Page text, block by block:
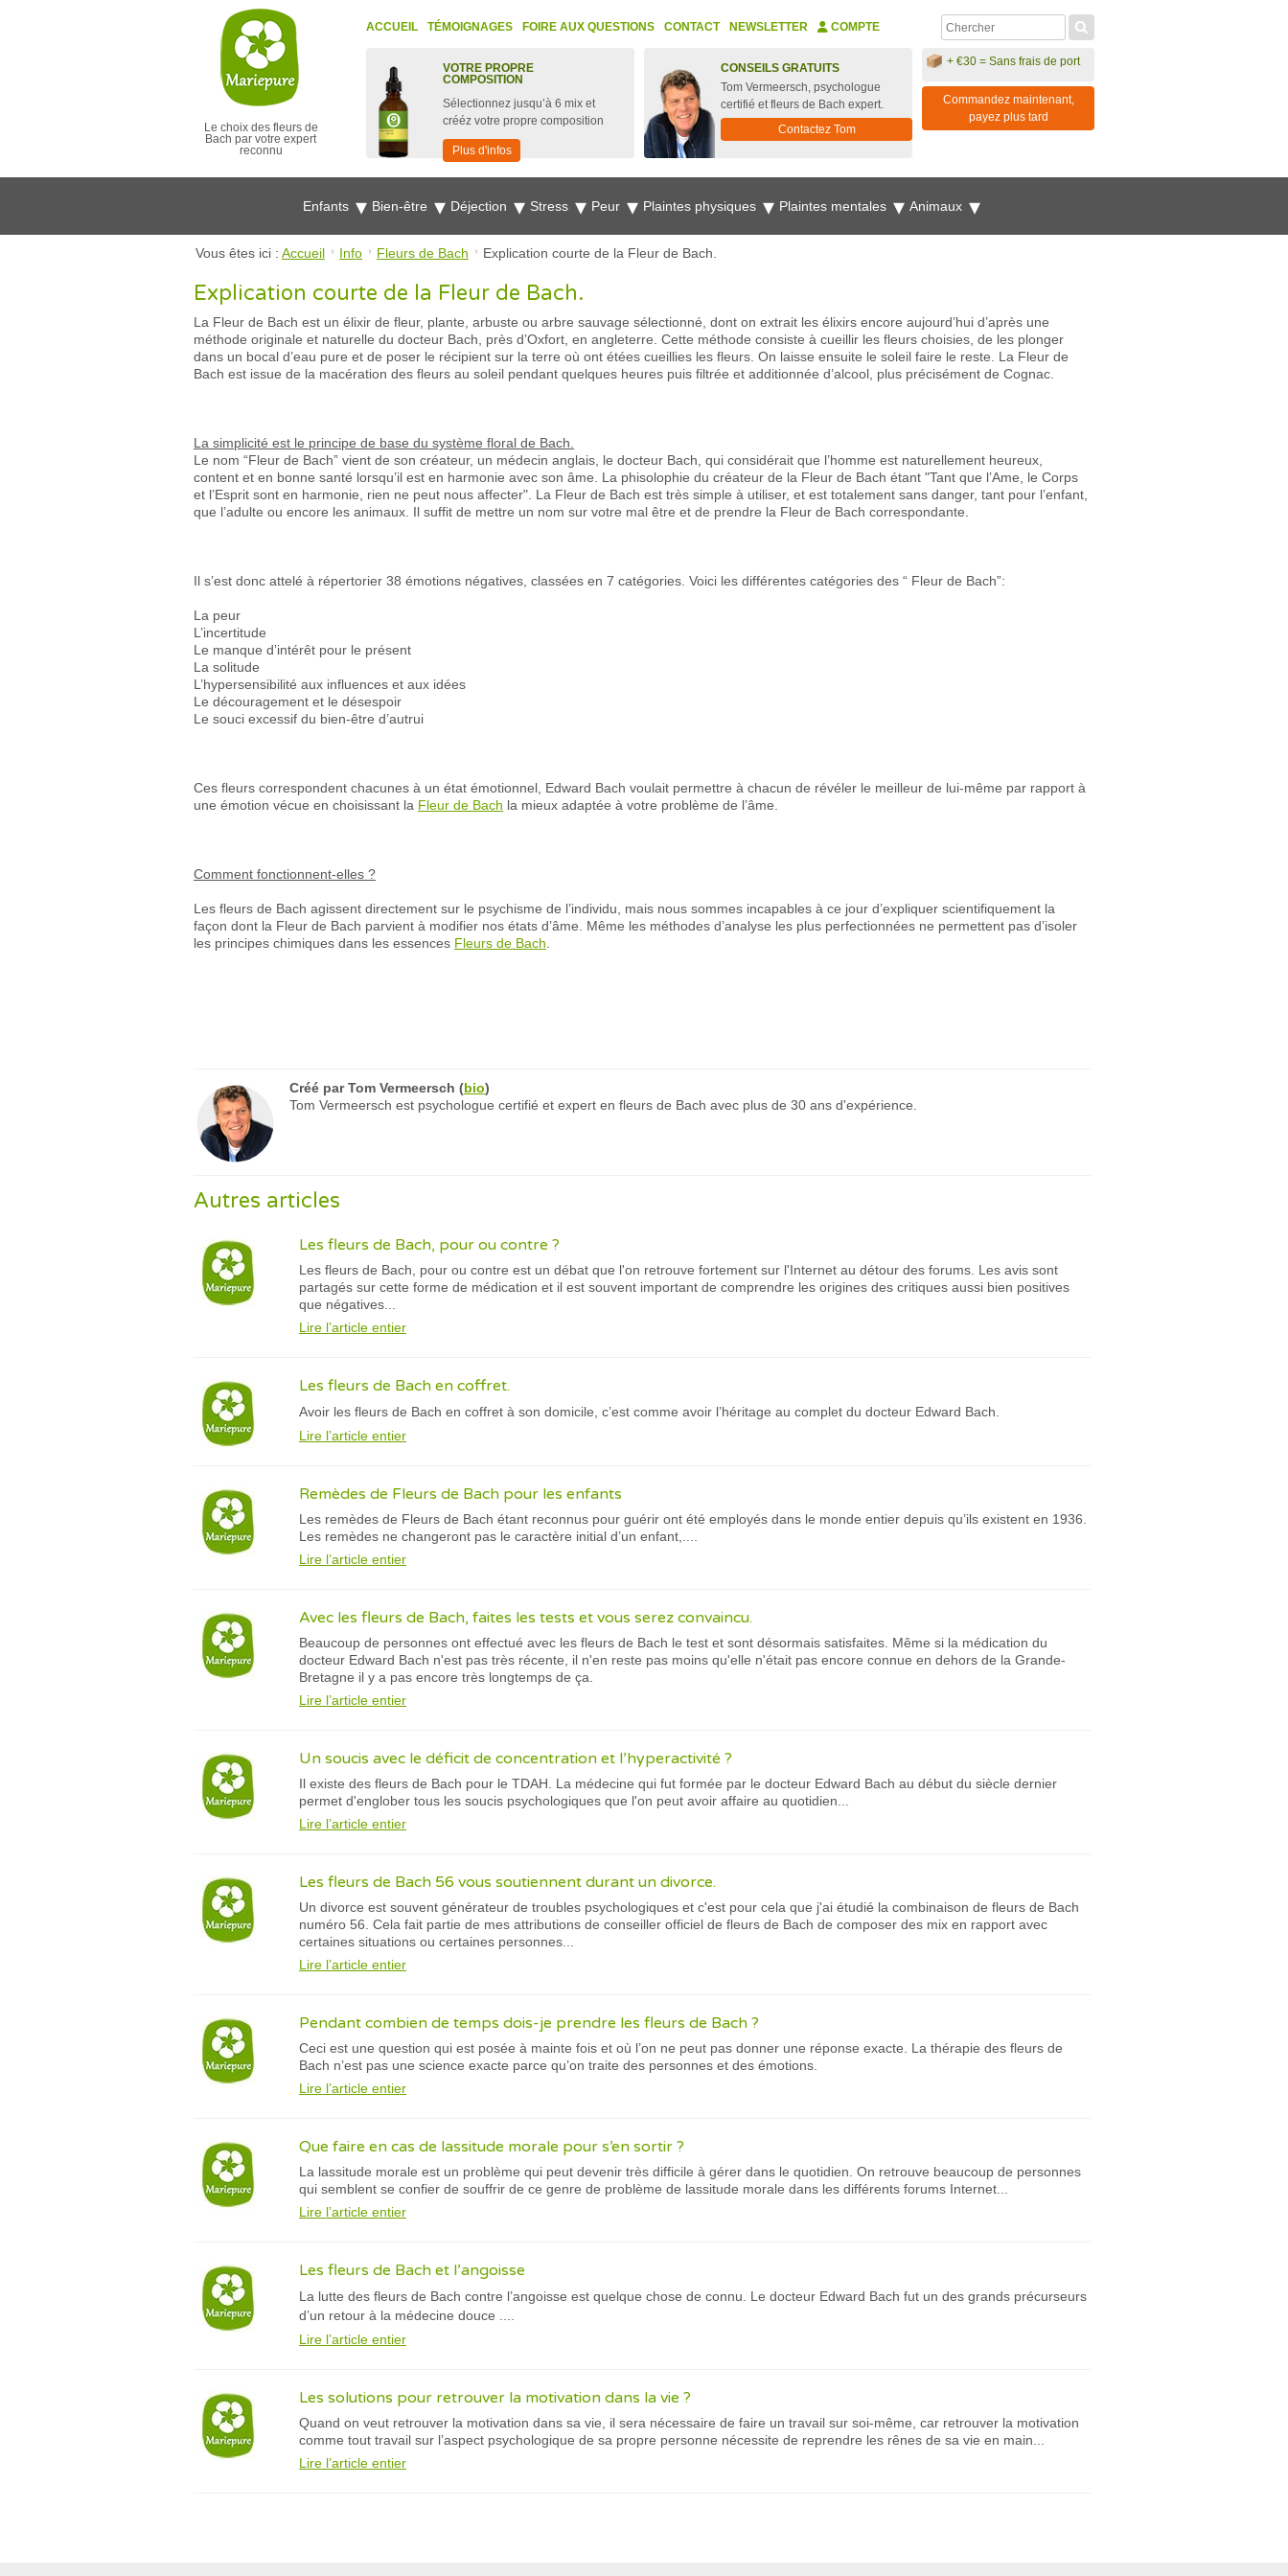
Le choix des fleurs de
Bach par votre expert
reconnu
ACCUEIL TÉMOIGNAGES FOIRE AUX QUESTIONS CONTACT NEWSLETTER COMPTE
VOTRE PROPRE
COMPOSITION
Sélectionnez jusqu’à 6 mix et
crééz votre propre composition
Plus d'infos
CONSEILS GRATUITS
Tom Vermeersch, psychologue
certifié et fleurs de Bach expert.
Contactez Tom
+ €30 = Sans frais de port
Commandez maintenant,
payez plus tard
Enfants Bien-être Déjection Stress Peur Plaintes physiques Plaintes mentales Animaux
Vous êtes ici : Accueil Info Fleurs de Bach Explication courte de la Fleur de Bach.
Explication courte de la Fleur de Bach.
La Fleur de Bach est un élixir de fleur, plante, arbuste ou arbre sauvage sélectionné, dont on extrait les élixirs encore aujourd’hui d’après une
méthode originale et naturelle du docteur Bach, près d’Oxfort, en angleterre. Cette méthode consiste à cueillir les fleurs choisies, de les plonger
dans un bocal d’eau pure et de poser le récipient sur la terre où ont étées cueillies les fleurs. On laisse ensuite le soleil faire le reste. La Fleur de
Bach est issue de la macération des fleurs au soleil pendant quelques heures puis filtrée et additionnée d’alcool, plus précisément de Cognac.
La simplicité est le principe de base du système floral de Bach.
Le nom “Fleur de Bach” vient de son créateur, un médecin anglais, le docteur Bach, qui considérait que l’homme est naturellement heureux,
content et en bonne santé lorsqu’il est en harmonie avec son âme. La phisolophie du créateur de la Fleur de Bach étant "Tant que l’Ame, le Corps
et l’Esprit sont en harmonie, rien ne peut nous affecter". La Fleur de Bach est très simple à utiliser, et est totalement sans danger, tant pour l’enfant,
que l’adulte ou encore les animaux. Il suffit de mettre un nom sur votre mal être et de prendre la Fleur de Bach correspondante.
Il s’est donc attelé à répertorier 38 émotions négatives, classées en 7 catégories. Voici les différentes catégories des “ Fleur de Bach”:
La peur
L’incertitude
Le manque d’intérêt pour le présent
La solitude
L’hypersensibilité aux influences et aux idées
Le découragement et le désespoir
Le souci excessif du bien-être d’autrui
Ces fleurs correspondent chacunes à un état émotionnel, Edward Bach voulait permettre à chacun de révéler le meilleur de lui-même par rapport à
une émotion vécue en choisissant la Fleur de Bach la mieux adaptée à votre problème de l’âme.
Comment fonctionnent-elles ?
Les fleurs de Bach agissent directement sur le psychisme de l’individu, mais nous sommes incapables à ce jour d’expliquer scientifiquement la
façon dont la Fleur de Bach parvient à modifier nos états d’âme. Même les méthodes d’analyse les plus perfectionnées ne permettent pas d’isoler
les principes chimiques dans les essences Fleurs de Bach
Créé parTom Vermeersch (bio)
Tom Vermeersch est psychologue certifié et expert en fleurs de Bach avec plus de 30 ans d'expérience.
Autres articles
Les fleurs de Bach, pour ou contre ?
Les fleurs de Bach, pour ou contre est un débat que l'on retrouve fortement sur l'Internet au détour des forums. Les avis sont
partagés sur cette forme de médication et il est souvent important de comprendre les origines des critiques aussi bien positives
que négatives...
Lire l’article entier
Les fleurs de Bach en coffret.
Avoir les fleurs de Bach en coffret à son domicile, c’est comme avoir l’héritage au complet du docteur Edward Bach.
Lire l’article entier
Remèdes de Fleurs de Bach pour les enfants
Les remèdes de Fleurs de Bach étant reconnus pour guérir ont été employés dans le monde entier depuis qu’ils existent en 1936.
Les remèdes ne changeront pas le caractère initial d’un enfant,....
Lire l’article entier
Avec les fleurs de Bach, faites les tests et vous serez convaincu.
Beaucoup de personnes ont effectué avec les fleurs de Bach le test et sont désormais satisfaites. Même si la médication du
docteur Edward Bach n'est pas très récente, il n'en reste pas moins qu'elle n'était pas encore connue en dehors de la Grande-
Bretagne il y a pas encore très longtemps de ça.
Lire l’article entier
Un soucis avec le déficit de concentration et l’hyperactivité ?
Il existe des fleurs de Bach pour le TDAH. La médecine qui fut formée par le docteur Edward Bach au début du siècle dernier
permet d'englober tous les soucis psychologiques que l'on peut avoir affaire au quotidien...
Lire l’article entier
Les fleurs de Bach 56 vous soutiennent durant un divorce.
Un divorce est souvent générateur de troubles psychologiques et c'est pour cela que j'ai étudié la combinaison de fleurs de Bach
numéro 56. Cela fait partie de mes attributions de conseiller officiel de fleurs de Bach de composer des mix en rapport avec
certaines situations ou certaines personnes...
Lire l’article entier
Pendant combien de temps dois-je prendre les fleurs de Bach ?
Ceci est une question qui est posée à mainte fois et où l’on ne peut pas donner une réponse exacte. La thérapie des fleurs de
Bach n’est pas une science exacte parce qu’on traite des personnes et des émotions.
Lire l’article entier
Que faire en cas de lassitude morale pour s’en sortir ?
La lassitude morale est un problème qui peut devenir très difficile à gérer dans le quotidien. On retrouve beaucoup de personnes
qui semblent se confier de souffrir de ce genre de problème de lassitude morale dans les différents forums Internet...
Lire l’article entier
Les fleurs de Bach et l’angoisse
La lutte des fleurs de Bach contre l’angoisse est quelque chose de connu. Le docteur Edward Bach fut un des grands précurseurs
d’un retour à la médecine douce ....
Lire l’article entier
Les solutions pour retrouver la motivation dans la vie ?
Quand on veut retrouver la motivation dans sa vie, il sera nécessaire de faire un travail sur soi-même, car retrouver la motivation
comme tout travail sur l’aspect psychologique de sa propre personne nécessite de reprendre les rênes de sa vie en main...
Lire l’article entier